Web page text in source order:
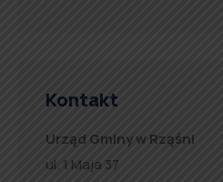
Kontakt
Urząd Gminy w Rząśni
ul. 1 Maja 37